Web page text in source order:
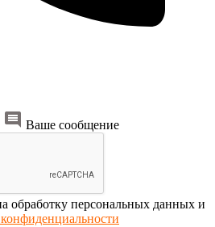
Ваше сообщение
обработку персональных данных и